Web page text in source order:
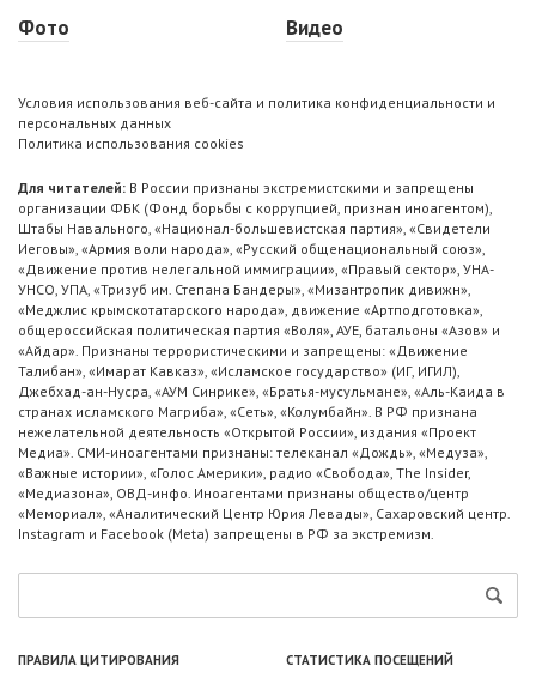
Фото
Видео
Условия использования веб-сайта и политика конфиденциальности и
персональных данных
Политика использования cookies
Для читателей: В России признаны экстремистскими и запрещены
организации ФБК (Фонд борьбы с коррупцией, признан иноагентом),
Штабы Навального, «Национал-большевистская партия», «Свидетели
Иеговы», «Армия воли народа», «Русский общенациональный союз»,
«Движение против нелегальной иммиграции», «Правый сектор», УНА-
УНСО, УПА, «Тризуб им. Степана Бандеры», «Мизантропик дивижн»,
«Меджлис крымскотатарского народа», движение «Артподготовка»,
общероссийская политическая партия «Воля», АУЕ, батальоны «Азов» и
«Айдар». Признаны террористическими и запрещены: «Движение
Талибан», «Имарат Кавказ», «Исламское государство» (ИГ, ИГИЛ),
Джебхад-ан-Нусра, «АУМ Синрике», «Братья-мусульмане», «Аль-Каида в
странах исламского Магриба», «Сеть», «Колумбайн». В РФ признана
нежелательной деятельность «Открытой России», издания «Проект
Медиа». СМИ-иноагентами признаны: телеканал «Дождь», «Медуза»,
«Важные истории», «Голос Америки», радио «Свобода», The Insider,
«Медиазона», ОВД-инфо. Иноагентами признаны общество/центр
«Мемориал», «Аналитический Центр Юрия Левады», Сахаровский центр.
Instagram и Facebook (Metа) запрещены в РФ за экстремизм.
ПРАВИЛА ЦИТИРОВАНИЯ СТАТИСТИКА ПОСЕЩЕНИЙ